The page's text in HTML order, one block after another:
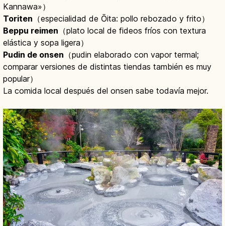
Kannawa»）
Toriten （especialidad de Ōita: pollo rebozado y frito）
Beppu reimen （plato local de fideos fríos con textura
elástica y sopa ligera）
Pudin de onsen （pudin elaborado con vapor termal;
comparar versiones de distintas tiendas también es muy
popular）
La comida local después del onsen sabe todavía mejor.